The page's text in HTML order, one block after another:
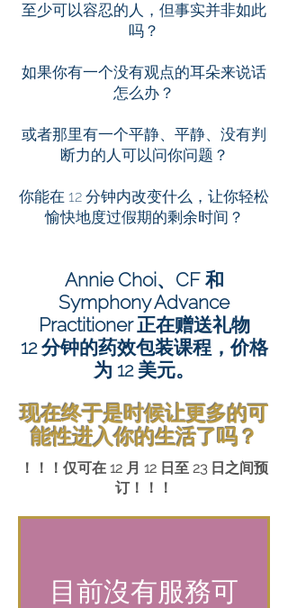
至少可以容忍的人，但事实并非如此
吗？
如果你有一个没有观点的耳朵来说话
怎么办？
或者那里有一个平静、平静、没有判
断力的人可以问你问题？
你能在 12 分钟内改变什么，让你轻松
愉快地度过假期的剩余时间？
Annie Choi、CF 和
Symphony Advance
Practitioner 正在赠送礼物
12 分钟的药效包装课程，价格
为 12 美元。
现在终于是时候让更多的可
能性进入你的生活了吗？
！！！仅可在 12 月 12 日至 23 日之间预
订！！！
目前沒有服務可